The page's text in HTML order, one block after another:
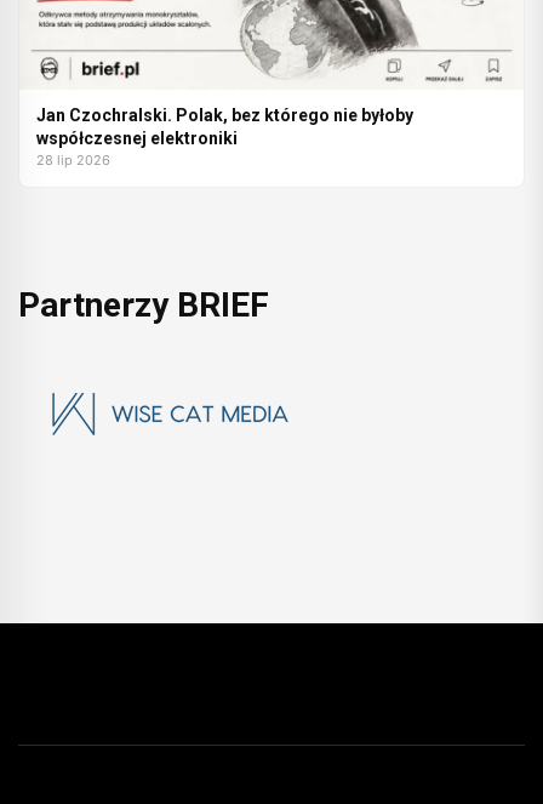
Jan Czochralski. Polak, bez którego nie byłoby
współczesnej elektroniki
28 lip 2026
Partnerzy BRIEF